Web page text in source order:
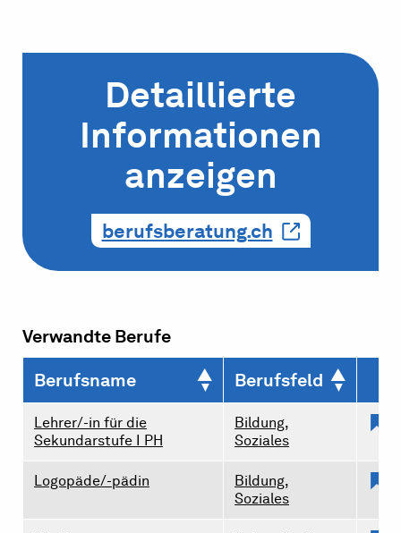
Detaillierte
Informationen
anzeigen
berufsberatung.ch
Verwandte Berufe
Berufsname Berufsfeld
Lehrer/-in für die
Sekundarstufe I PH
Bildung,
Soziales
Logopäde/-pädin
Bildung,
Soziales